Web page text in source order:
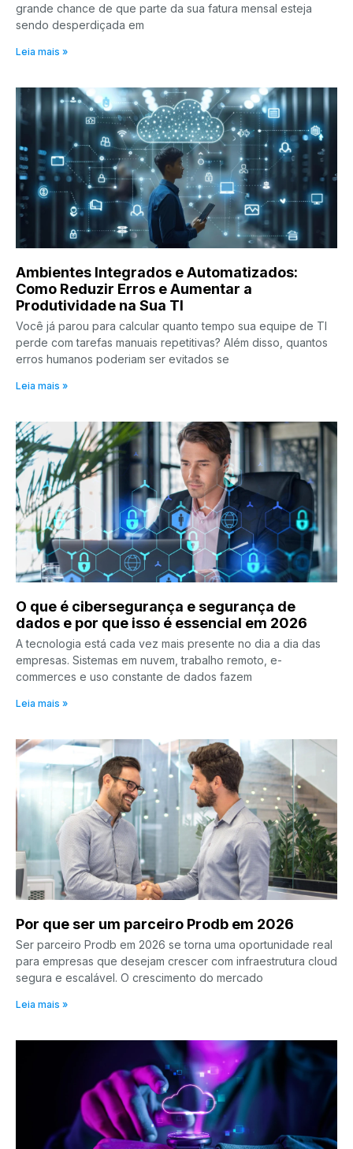
grande chance de que parte da sua fatura mensal esteja
sendo desperdiçada em
Leia mais »
Ambientes Integrados e Automatizados:
Como Reduzir Erros e Aumentar a
Produtividade na Sua TI
Você já parou para calcular quanto tempo sua equipe de TI
perde com tarefas manuais repetitivas? Além disso, quantos
erros humanos poderiam ser evitados se
Leia mais »
O que é cibersegurança e segurança de
dados e por que isso é essencial em 2026
A tecnologia está cada vez mais presente no dia a dia das
empresas. Sistemas em nuvem, trabalho remoto, e-
commerces e uso constante de dados fazem
Leia mais »
Por que ser um parceiro Prodb em 2026
Ser parceiro Prodb em 2026 se torna uma oportunidade real
para empresas que desejam crescer com infraestrutura cloud
segura e escalável. O crescimento do mercado
Leia mais »